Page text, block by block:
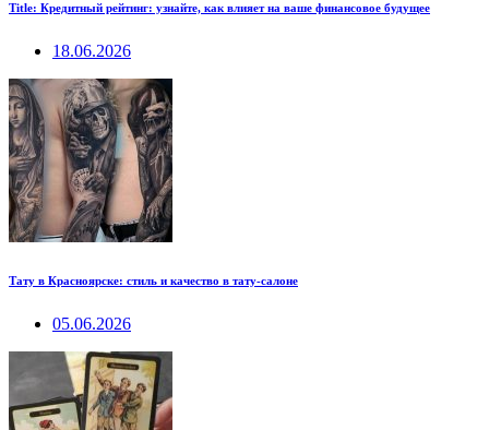
Title: Кредитный рейтинг: узнайте, как влияет на ваше финансовое будущее
18.06.2026
Тату в Красноярске: стиль и качество в тату-салоне
05.06.2026